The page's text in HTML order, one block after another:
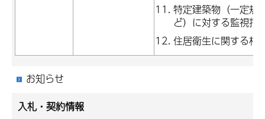
特定建築物（一定規
ど）に対する監視指
住居衛生に関する相
お知らせ
入札・契約情報